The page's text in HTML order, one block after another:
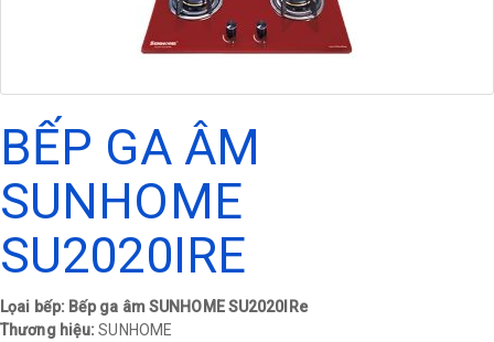
BẾP GA ÂM
SUNHOME
SU2020IRE
Lọai bếp: Bếp ga âm SUNHOME SU2020IRe
Thương hiệu: SUNHOME